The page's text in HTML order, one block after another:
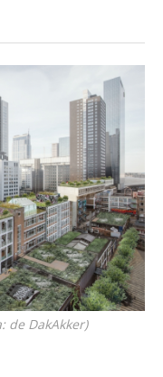
de DakAkker)